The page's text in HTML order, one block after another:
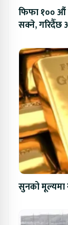
फिफा १०० औं
सक्ने, गरिदैँछ
सुनको मूल्यमा